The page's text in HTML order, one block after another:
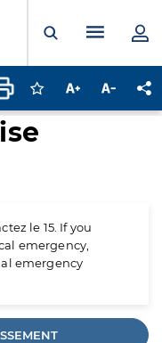
Ouvrir laMenu
Connectez-vous
Augmenter la
le 15. If you
emergency,
emergency